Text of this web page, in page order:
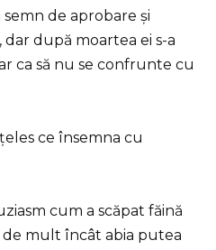
de aprobare și
după moartea ei s-a
ca să nu se confrunte cu
ce însemna cu
cum a scăpat făină
de mult încât abia putea